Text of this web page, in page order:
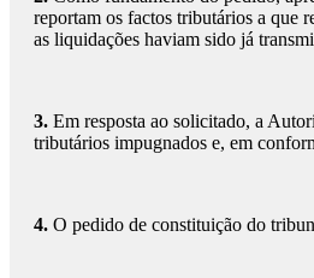
reportam os factos tributários a que
as liquidações haviam sido já
3. Em resposta ao solicitado, a
tributários impugnados e, em
4. O pedido de constituição do